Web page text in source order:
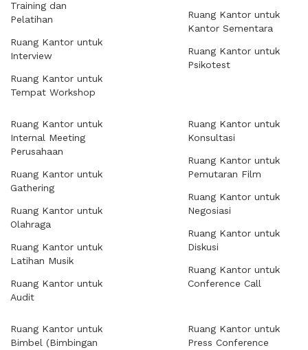
Training dan
Pelatihan
Ruang Kantor untuk
Interview
Ruang Kantor untuk
Tempat Workshop
Ruang Kantor untuk
Kantor Sementara
Ruang Kantor untuk
Psikotest
Ruang Kantor untuk
Internal Meeting
Perusahaan
Ruang Kantor untuk
Gathering
Ruang Kantor untuk
Olahraga
Ruang Kantor untuk
Latihan Musik
Ruang Kantor untuk
Audit
Ruang Kantor untuk
Konsultasi
Ruang Kantor untuk
Pemutaran Film
Ruang Kantor untuk
Negosiasi
Ruang Kantor untuk
Diskusi
Ruang Kantor untuk
Conference Call
Ruang Kantor untuk
Bimbel (Bimbingan
Ruang Kantor untuk
Press Conference